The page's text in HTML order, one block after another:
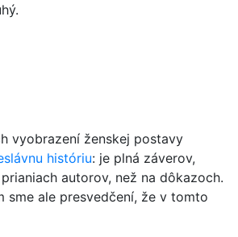
vyobrazení ženskej postavy
históriu: je plná záverov,
autorov, než na dôkazoch.
sme ale presvedčení, že v tomto